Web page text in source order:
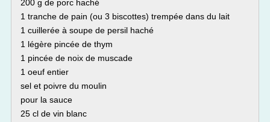
200 g de porc haché
1 tranche de pain (ou 3 biscottes) trempée dans du lait
1 cuillerée à soupe de persil haché
1 légère pincée de thym
1 pincée de noix de muscade
1 oeuf entier
sel et poivre du moulin
pour la sauce
25 cl de vin blanc